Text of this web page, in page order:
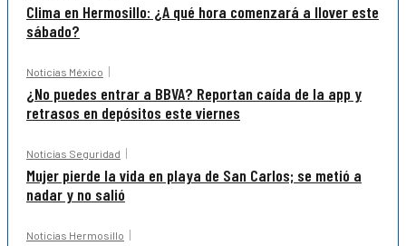
Clima en Hermosillo: ¿A qué hora comenzará a llover este
sábado?
Noticias México
¿No puedes entrar a BBVA? Reportan caída de la app y
retrasos en depósitos este viernes
Noticias Seguridad
Mujer pierde la vida en playa de San Carlos; se metió a
nadar y no salió
Noticias Hermosillo